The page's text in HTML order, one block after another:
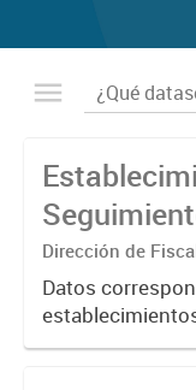
en la
Riachuelo
Dirección de
Adecuación
Datos
ACUMAR como